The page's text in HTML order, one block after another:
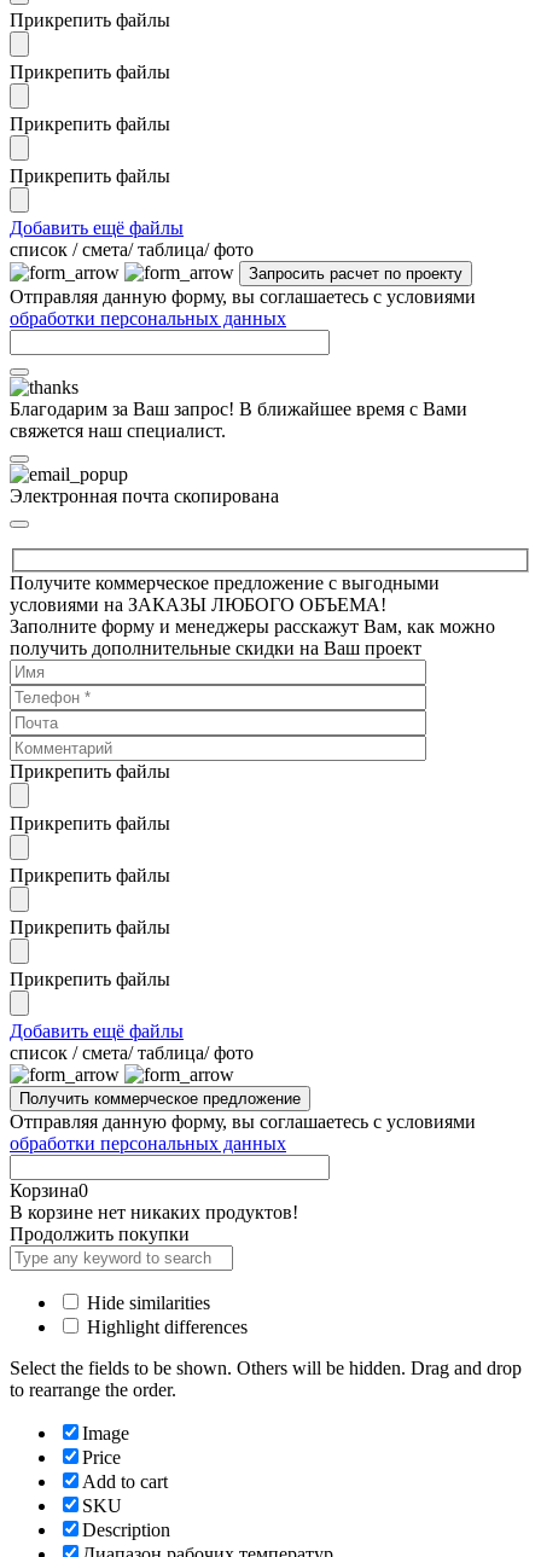
Прикрепить файлы
Прикрепить файлы
Прикрепить файлы
Прикрепить файлы
Добавить ещё файлы
cписок / смета/ таблица/ фото
Отправляя данную форму, вы соглашаетесь с условиями
обработки персональных данных
Благодарим за Ваш запрос! В ближайшее время с Вами
свяжется наш специалист.
Электронная почта скопирована
Получите коммерческое предложение с выгодными
условиями на ЗАКАЗЫ ЛЮБОГО ОБЪЕМА!
Заполните форму и менеджеры расскажут Вам, как можно
получить дополнительные скидки на Ваш проект
Прикрепить файлы
Прикрепить файлы
Прикрепить файлы
Прикрепить файлы
Прикрепить файлы
Добавить ещё файлы
cписок / смета/ таблица/ фото
Отправляя данную форму, вы соглашаетесь с условиями
обработки персональных данных
Корзина0
В корзине нет никаких продуктов!
Продолжить покупки
Hide similarities
Highlight differences
Select the fields to be shown. Others will be hidden. Drag and drop
to rearrange the order.
Image
Price
Add to cart
SKU
Description